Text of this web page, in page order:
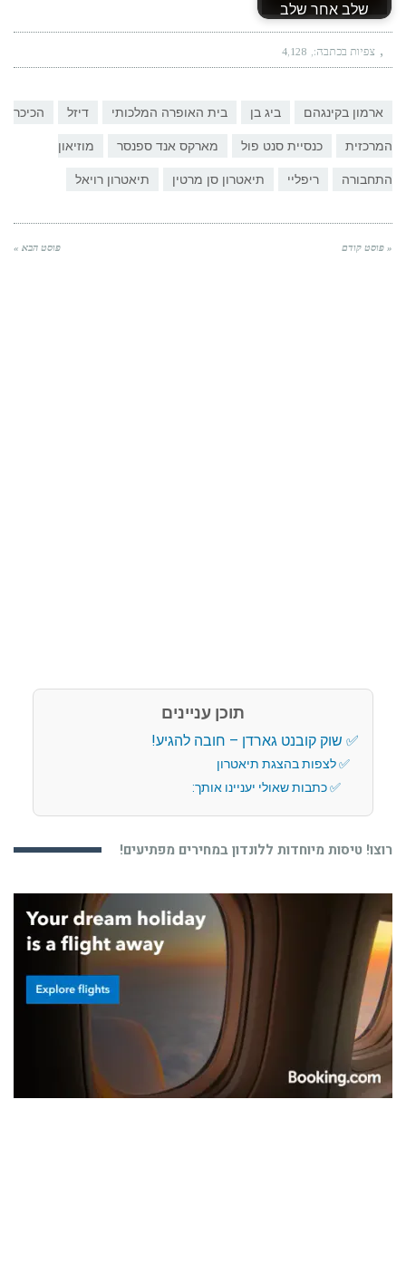
שלב אחר שלב
צפיות בכתבה: 4,128
ארמון בקינגהם ביג בן בית האופרה המלכותי דיזל הכיכר
המרכזית כנסיית סנט פול מארקס אנד ספנסר מוזיאון
התחבורה ריפליי תיאטרון סן מרטין תיאטרון רויאל
« פוסט קודם פוסט הבא »
תוכן עניינים
שוק קובנט גארדן – חובה להגיע!
לצפות בהצגת תיאטרון
כתבות שאולי יעניינו אותך:
רוצו! טיסות מיוחדות ללונדון במחירים מפתיעים!